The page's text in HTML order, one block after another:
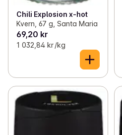
Chili Explosion x-hot
Kvern, 67 g, Santa Maria
69,20 kr
1 032,84 kr /kg